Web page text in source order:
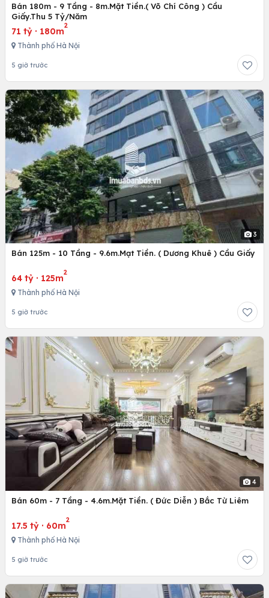
Bán 180m - 9 Tầng - 8m.Mặt Tiền.( Võ Chí Công ) Cầu
Giấy.Thu 5 Tỷ/Năm
71 tỷ · 180m
2
Thành phố Hà Nội
5 giờ trước
3
Bán 125m - 10 Tầng - 9.6m.Mạt Tiền. ( Dương Khuê ) Cầu Giấy
64 tỷ · 125m
2
Thành phố Hà Nội
5 giờ trước
4
Bán 60m - 7 Tầng - 4.6m.Mặt Tiền. ( Đức Diễn ) Bắc Từ Liêm
17.5 tỷ · 60m
2
Thành phố Hà Nội
5 giờ trước